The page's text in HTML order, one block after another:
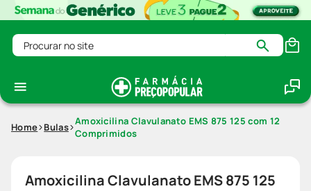
Procurar no site
Home Bulas Amoxicilina Clavulanato EMS 875 125 com 12
Comprimidos
Amoxicilina Clavulanato EMS 875 125